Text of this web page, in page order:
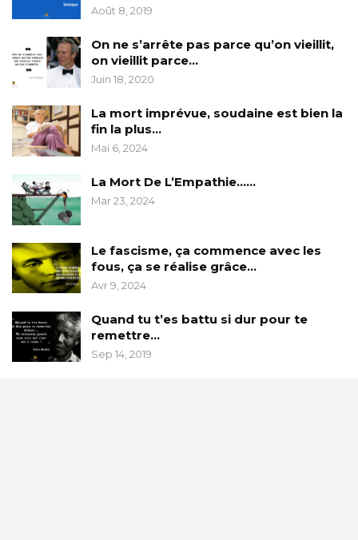
Août 8, 2019
On ne s’arrête pas parce qu’on vieillit,
on vieillit parce…
Juin 18, 2020
La mort imprévue, soudaine est bien la
fin la plus…
Mai 6, 2024
La Mort De L’Empathie……
Mar 23, 2024
Le fascisme, ça commence avec les
fous, ça se réalise grâce…
Avr 9, 2024
Quand tu t’es battu si dur pour te
remettre…
Sep 14, 2019